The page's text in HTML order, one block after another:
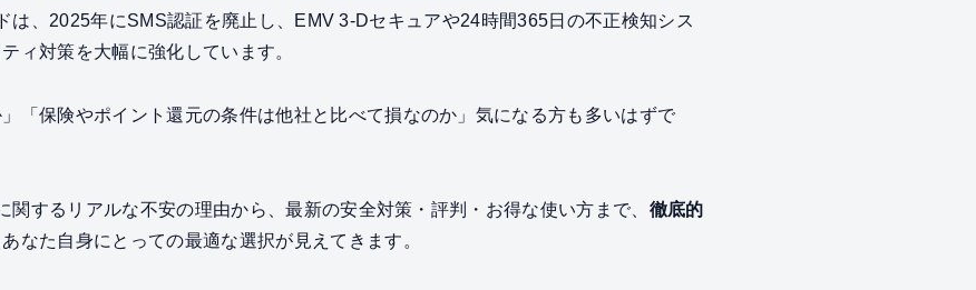
は、2025年にSMS認証を廃止し、EMV 3-Dセキュアや24時間365日の不正検知シス
ィ対策を大幅に強化しています。
「保険やポイント還元の条件は他社と比べて損なのか」気になる方も多いはずで
関するリアルな不安の理由から、最新の安全対策・評判・お得な使い方まで、 徹底的
なた自身にとっての最適な選択が見えてきます。